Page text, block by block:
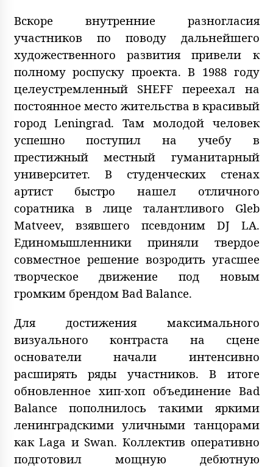
Вскоре внутренние разногласия
участников по поводу дальнейшего
художественного развития привели к
полному роспуску проекта. В 1988 году
целеустремленный SHEFF переехал на
постоянное место жительства в красивый
город Leningrad. Там молодой человек
успешно поступил на учебу в
престижный местный гуманитарный
университет. В студенческих стенах
артист быстро нашел отличного
соратника в лице талантливого Gleb
Matveev, взявшего псевдоним DJ LA.
Единомышленники приняли твердое
совместное решение возродить угасшее
творческое движение под новым
громким брендом Bad Balance.
Для достижения максимального
визуального контраста на сцене
основатели начали интенсивно
расширять ряды участников. В итоге
обновленное хип-хоп объединение Bad
Balance пополнилось такими яркими
ленинградскими уличными танцорами
как Laga и Swan. Коллектив оперативно
подготовил мощную дебютную